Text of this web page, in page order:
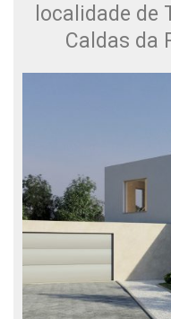
localidade de
Caldas da